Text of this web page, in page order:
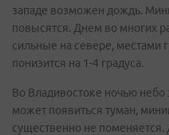
западе возможен дождь.
повысятся. Днем во многих
сильные на севере, местами
понизится на 1-4 градуса.
Во Владивостоке ночью небо
может появиться туман,
существенно не